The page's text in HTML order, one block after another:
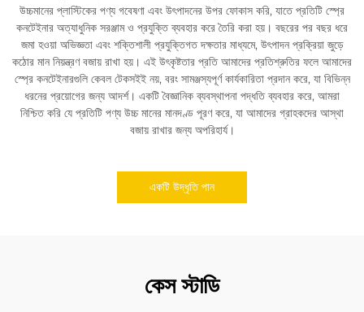
উচ্চমানের প্লাস্টিকের পণ্য গবেষণা এবং উৎপাদনের উপর ফোকাস করি, যাতে প্রতিটি স্প্রে
কনটেইনার অত্যাধুনিক সরঞ্জাম ও প্রযুক্তি ব্যবহার করে তৈরি করা হয়। বছরের পর বছর ধরে
জমা হওয়া অভিজ্ঞতা এবং শক্তিশালী প্রযুক্তিগত দক্ষতার মাধ্যমে, উৎপাদন প্রক্রিয়া জুড়ে
কঠোর মান নিয়ন্ত্রণ বজায় রাখা হয়। এই উৎকৃষ্টতার প্রতি আমাদের প্রতিশ্রুতির ফলে আমাদের
স্প্রে কনটেইনারগুলি কেবল টেকসইই নয়, বরং সামঞ্জস্যপূর্ণ কার্যকারিতা প্রদান করে, যা বিভিন্ন
ধরনের প্রয়োগের জন্য আদর্শ। একটি বৈজ্ঞানিক ব্যবস্থাপনা পদ্ধতি ব্যবহার করে, আমরা
নিশ্চিত করি যে প্রতিটি পণ্য উচ্চ মানের মানদণ্ড পূরণ করে, যা আমাদের গ্রাহকদের আস্থা
বজায় রাখার জন্য অপরিহার্য।
একটি উদ্ধৃতি পান
কেস স্টাডি